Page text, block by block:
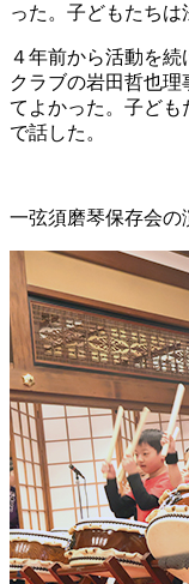
った。子どもたちは
４年前から活動を
クラブの岩田哲也
てよかった。子ども
で話した。
一弦須磨琴保存会の